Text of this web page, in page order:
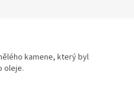
kamene, který byl
oleje.